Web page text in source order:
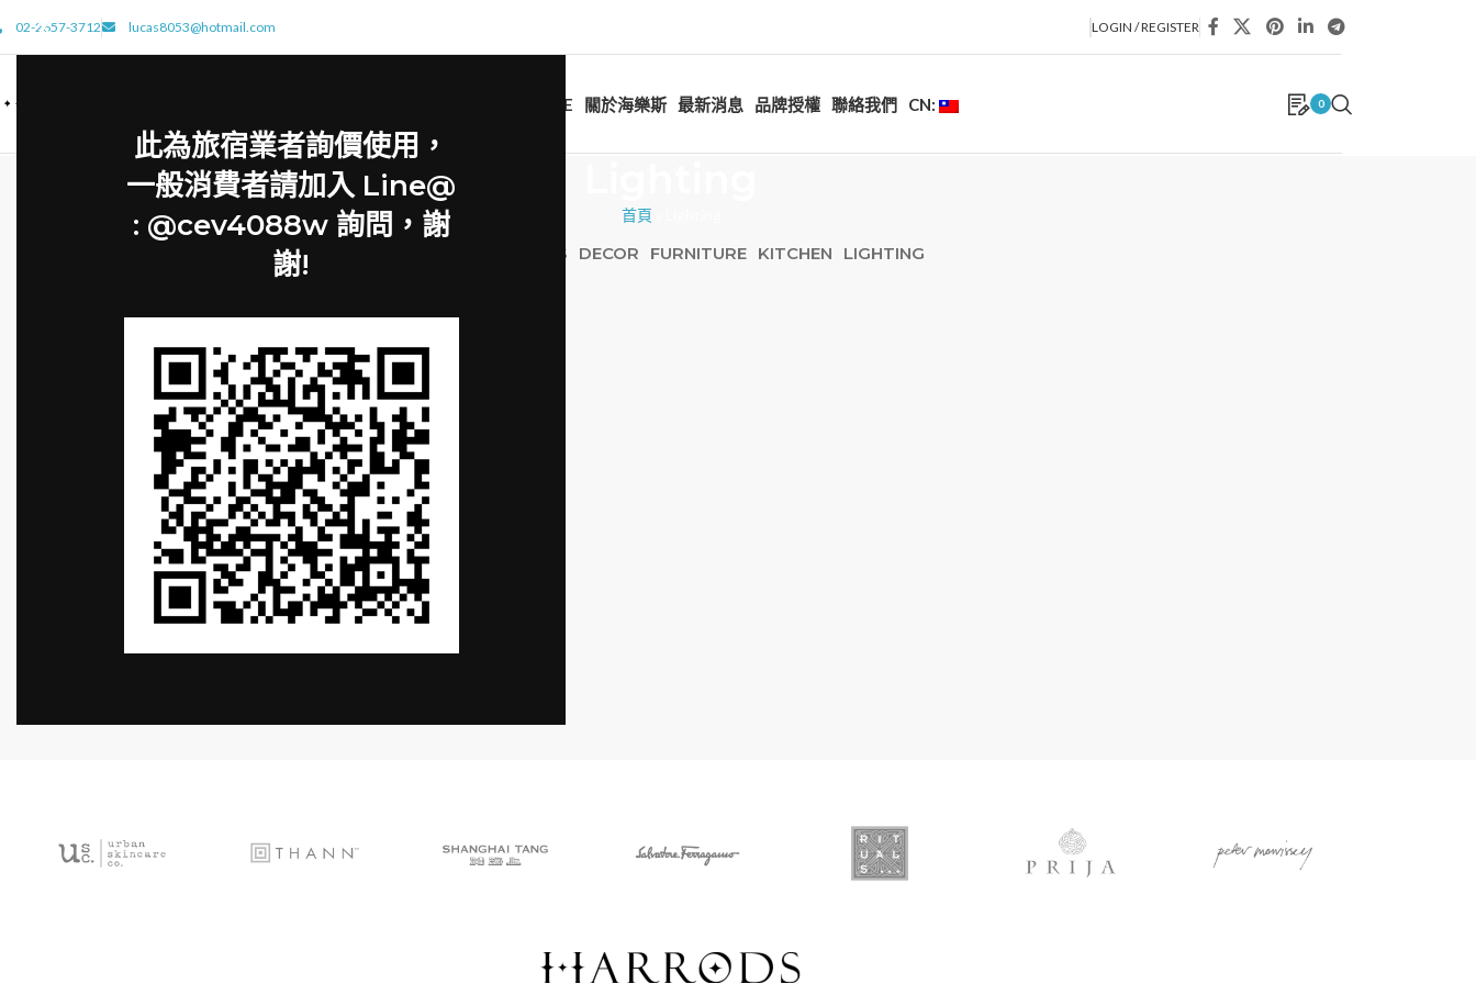
此為旅宿業者詢價使用，
一般消費者請加入 Line@
: @cev4088w 詢問，謝
謝!
02-2657-3712 lucas8053@hotmail.com LOGIN / REGISTER
HOME 關於海樂斯 最新消息 品牌授權 聯絡我們 CN: 0
首頁
ACCESSORIES DECOR FURNITURE KITCHEN LIGHTING
Lighting
Venenatis nam phasellus